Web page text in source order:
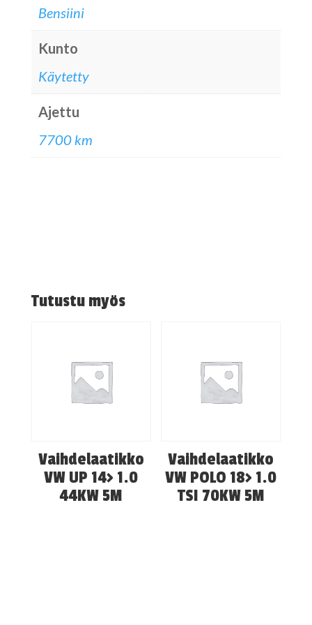
Bensiini
Kunto
Käytetty
Ajettu
7700 km
Tutustu myös
Vaihdelaatikko
VW UP 14> 1.0
44KW 5M
Vaihdelaatikko
VW POLO 18> 1.0
TSI 70KW 5M